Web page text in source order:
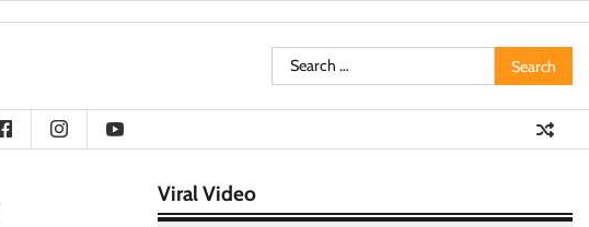
Search
for:
Viral Video